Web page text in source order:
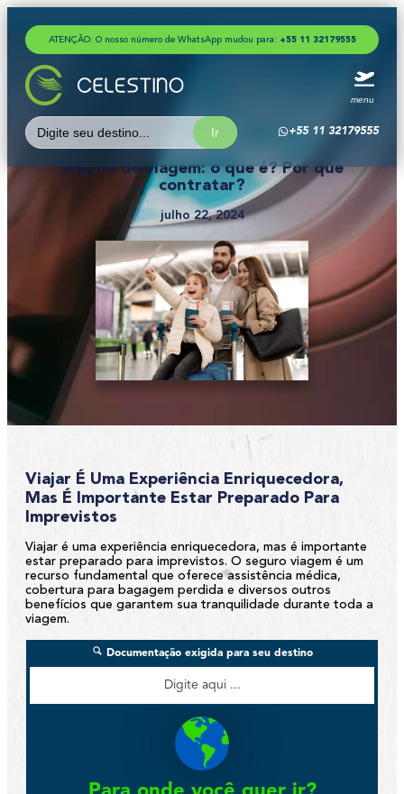
ATENÇÃO: O nosso número de WhatsApp mudou para: + 55 1 1 321 79555
menu
Search
for:
+55 11 32179555
Seguro de viagem: o que é? Por que
contratar?
julho 22, 2024
Viajar É Uma Experiência Enriquecedora,
Mas É Importante Estar Preparado Para
Imprevistos
Viajar é uma experiência enriquecedora, mas é importante
estar preparado para imprevistos. O seguro viagem é um
recurso fundamental que oferece assistência médica,
cobertura para bagagem perdida e diversos outros
benefícios que garantem sua tranquilidade durante toda a
viagem.